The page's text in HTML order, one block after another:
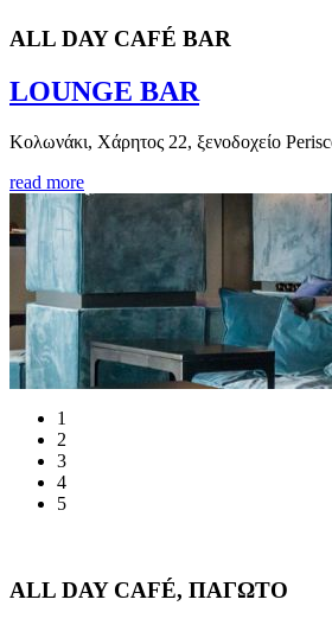
ΑLL DAY CAFÉ BAR
LOUNGE BAR
Κολωνάκι, Χάρητος 22, ξενοδοχείο
read more
1
2
3
4
5
ALL DAY CAFÉ, ΠΑΓΩΤΟ